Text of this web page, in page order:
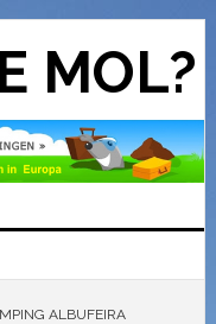
MOL?
ALBUFEIRA